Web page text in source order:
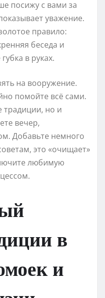
посижу с вами за
уважение.
правило:
беседа и
в руках.
на вооружение.
помойте всё сами.
традиции, но и
вечер,
Добавьте немного
это «очищает»
любимую
в
и